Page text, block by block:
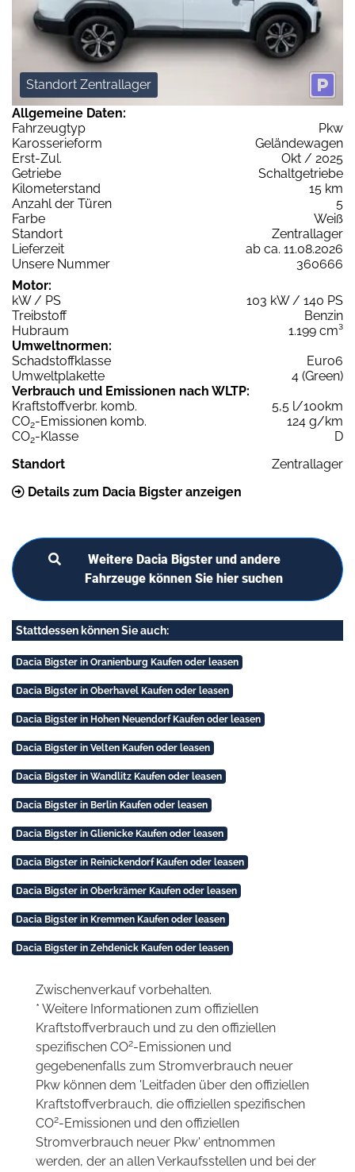
Standort Zentrallager
Allgemeine Daten:
Fahrzeugtyp
Pkw
Karosserieform
Geländewagen
Erst-Zul.
Okt / 2025
Getriebe
Schaltgetriebe
Kilometerstand
15 km
Anzahl der Türen
5
Farbe
Weiß
Standort
Zentrallager
Lieferzeit
ab ca. 11.08.2026
Unsere Nummer
360666
Motor:
kW / PS
103 kW / 140 PS
Treibstoff
Benzin
Hubraum
1.199 cm³
Umweltnormen:
Schadstoffklasse
Euro6
Umweltplakette
4 (Green)
Verbrauch und Emissionen nach WLTP:
Kraftstoffverbr. komb.
5,5 l/100km
CO2-Emissionen komb.
124 g/km
CO2-Klasse
D
Standort
Zentrallager
Details zum Dacia Bigster anzeigen
Weitere Dacia Bigster und andere
Fahrzeuge können Sie hier suchen
Stattdessen können Sie auch:
Dacia Bigster in Oranienburg Kaufen oder leasen
Dacia Bigster in Oberhavel Kaufen oder leasen
Dacia Bigster in Hohen Neuendorf Kaufen oder leasen
Dacia Bigster in Velten Kaufen oder leasen
Dacia Bigster in Wandlitz Kaufen oder leasen
Dacia Bigster in Berlin Kaufen oder leasen
Dacia Bigster in Glienicke Kaufen oder leasen
Dacia Bigster in Reinickendorf Kaufen oder leasen
Dacia Bigster in Oberkrämer Kaufen oder leasen
Dacia Bigster in Kremmen Kaufen oder leasen
Dacia Bigster in Zehdenick Kaufen oder leasen
Zwischenverkauf vorbehalten.
* Weitere Informationen zum offiziellen
Kraftstoffverbrauch und zu den offiziellen
spezifischen CO2-Emissionen und
gegebenenfalls zum Stromverbrauch neuer
Pkw können dem 'Leitfaden über den offiziellen
Kraftstoffverbrauch, die offiziellen spezifischen
CO2-Emissionen und den offiziellen
Stromverbrauch neuer Pkw' entnommen
werden, der an allen Verkaufsstellen und bei der